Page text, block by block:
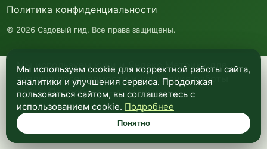
Мы используем куки и Яндекс Метрику для
анализа посещаемости и улучшения работы
сайта. Подробнее —в политике
конфиденциальности.
Понятно
Политика конфиденциальности
© 2026 Садовый гид. Все права защищены.
Мы используем cookie для корректной работы сайта,
аналитики и улучшения сервиса. Продолжая
пользоваться сайтом, вы соглашаетесь с
использованием cookie. Подробнее
Понятно